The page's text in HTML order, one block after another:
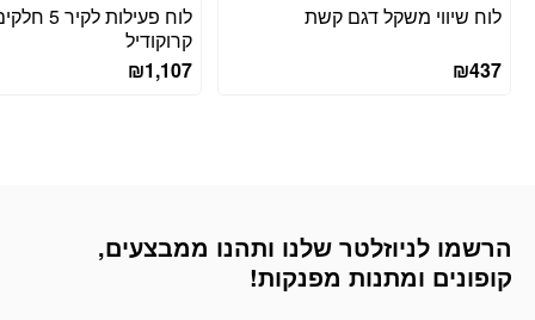
לוח שיווי משקל דגם קשת
₪437
לוח פעילות
קרוקודיל
₪1,107
הרשמו לניוזלטר שלנו ותהנו ממבצעים,
קופונים ומתנות מפנקות!
דוא׳׳ל